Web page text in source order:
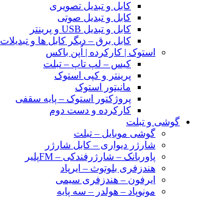
کابل و تبدیل تصویری
کابل و تبدیل صوتی
کابل و تبدیل USB و پرینتر
کابل برق – دیگر کابل ها و تبدیلات
استوک | کارکرده | اُپن باکس
کیس – لپ تاپ – تبلت
پرینتر و کپی استوک
مانیتور استوک
پروژکتور استوک – پایه سقفی
کارکرده و دست دوم
گوشی و تبلت
گوشی موبایل – تبلت
شارژر دیواری – کابل شارژر
پاوربانک – شارژرفندکی – FMپلیر
هندزفری بلوتوث – ایرپاد
ایرفون – هندزفری سیمی
مونوپاد – هولدر – سه پایه